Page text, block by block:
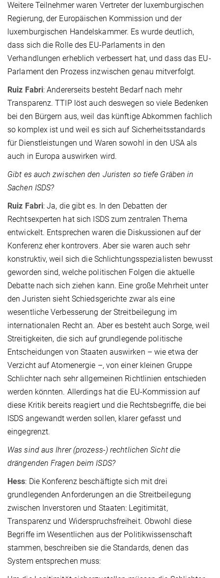
Weitere Teilnehmer waren Vertreter der luxemburgischen
Regierung, der Europäischen Kommission und der
luxemburgischen Handelskammer. Es wurde deutlich,
dass sich die Rolle des EU-Parlaments in den
Verhandlungen erheblich verbessert hat, und dass das EU-
Parlament den Prozess inzwischen genau mitverfolgt.
Ruiz Fabri: Andererseits besteht Bedarf nach mehr
Transparenz. TTIP löst auch deswegen so viele Bedenken
bei den Bürgern aus, weil das künftige Abkommen fachlich
so komplex ist und weil es sich auf Sicherheitsstandards
für Dienstleistungen und Waren sowohl in den USA als
auch in Europa auswirken wird.
Gibt es auch zwischen den Juristen so tiefe Gräben in
Sachen ISDS?
Ruiz Fabri: Ja, die gibt es. In den Debatten der
Rechtsexperten hat sich ISDS zum zentralen Thema
entwickelt. Entsprechen waren die Diskussionen auf der
Konferenz eher kontrovers. Aber sie waren auch sehr
konstruktiv, weil sich die Schlichtungsspezialisten bewusst
geworden sind, welche politischen Folgen die aktuelle
Debatte nach sich ziehen kann. Eine große Mehrheit unter
den Juristen sieht Schiedsgerichte zwar als eine
wesentliche Verbesserung der Streitbeilegung im
internationalen Recht an. Aber es besteht auch Sorge, weil
Streitigkeiten, die sich auf grundlegende politische
Entscheidungen von Staaten auswirken – wie etwa der
Verzicht auf Atomenergie –, von einer kleinen Gruppe
Schlichter nach sehr allgemeinen Richtlinien entschieden
werden könnten. Allerdings hat die EU-Kommission auf
diese Kritik bereits reagiert und die Rechtsbegriffe, die bei
ISDS angewandt werden sollen, klarer gefasst und
eingegrenzt.
Was sind aus Ihrer (prozess-) rechtlichen Sicht die
drängenden Fragen beim ISDS?
Hess: Die Konferenz beschäftigte sich mit drei
grundlegenden Anforderungen an die Streitbeilegung
zwischen Inverstoren und Staaten: Legitimität,
Transparenz und Widerspruchsfreiheit. Obwohl diese
Begriffe im Wesentlichen aus der Politikwissenschaft
stammen, beschreiben sie die Standards, denen das
System entsprechen muss: